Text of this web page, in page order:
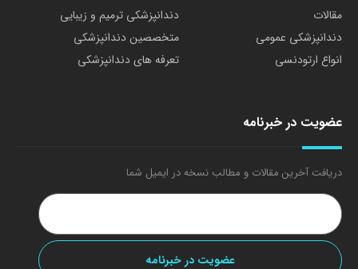
مقالات
دندانپزشکی ترمیم و زیبایی
دندانپزشکی عمومی
متخصصین دندانپزشکی
انواع ارتودنسی
تعرفه های دندانپزشکی
عضویت در خبرنامه
دریافت آخرین مقالات و مطالب نسخه در ایمیل شما